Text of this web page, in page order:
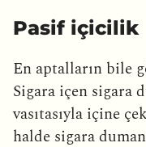
Pasif içicilik
En aptalların bile
Sigara içen sigara
vasıtasıyla içine
halde sigara